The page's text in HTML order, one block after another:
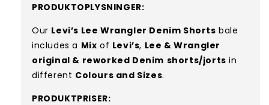
PRODUKTOPLYSNINGER:
Our Levi’s Lee Wrangler Denim Shorts bale
includes a Mix of Levi’s, Lee & Wrangler
original & reworked Denim shorts/jorts in
different Colours and Sizes.
PRODUKTPRISER: